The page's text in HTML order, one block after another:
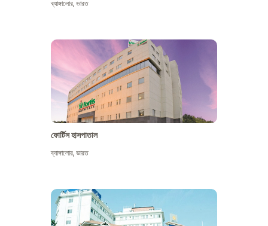
ব্যাঙ্গালোর,ভারত
ফোর্টিস হাসপাতাল
ব্যাঙ্গালোর,ভারত